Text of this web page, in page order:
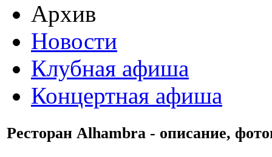
Архив
Новости
Клубная афиша
Концертная афиша
Ресторан Alhambra - описание,